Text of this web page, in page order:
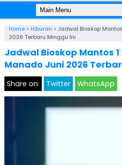
Home> Hiburan > Jadwal Bioskop
2026 Terbaru Minggu Ini
Jadwal Bioskop Mantos 1
Manado Juni 2026
Share on: Twitter WhatsApp